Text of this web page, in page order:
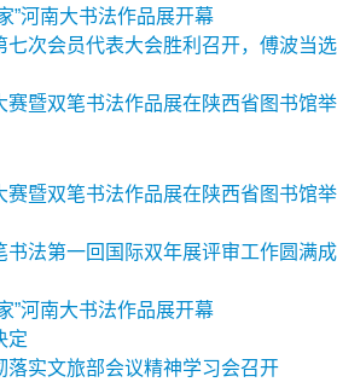
”河南大书法作品展开幕
七次会员代表大会胜利召开，傅波当选
赛暨双笔书法作品展在陕西省图书馆举
赛暨双笔书法作品展在陕西省图书馆举
书法第一回国际双年展评审工作圆满成
”河南大书法作品展开幕
定
落实文旅部会议精神学习会召开